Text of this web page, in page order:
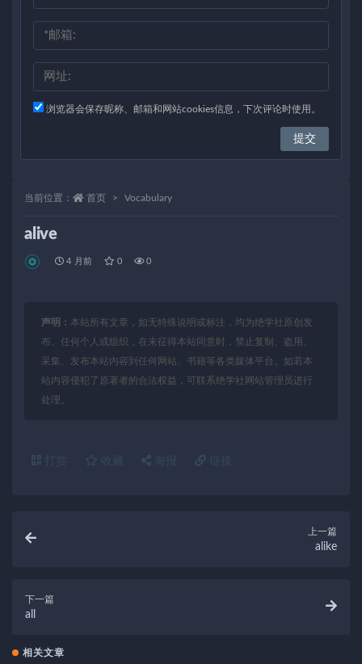
浏览器会保存昵称、邮箱和网站cookies信息，下次评论时使用。
当前位置： 首页 Vocabulary
alive
4 月前 0 0
声明： 本站所有文章，如无特殊说明或标注，均为绝学社原创发
布。任何个人或组织，在未征得本站同意时，禁止复制、盗用、
采集、发布本站内容到任何网站、书籍等各类媒体平台。如若本
站内容侵犯了原著者的合法权益，可联系绝学社网站管理员进行
处理。
打赏 收藏 海报 链接
上一篇
alike
下一篇
all
相关文章